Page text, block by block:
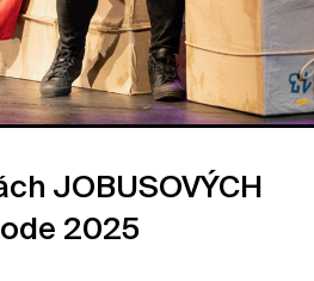
JOBUSOVÝCH
2025